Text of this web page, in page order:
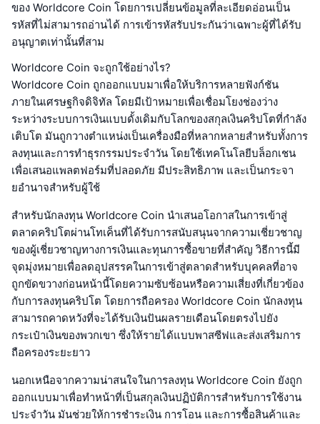
ของ Worldcore Coin โดยการเปลี่ยนข้อมูลที่ละเอียดอ่อนเป็น
รหัสที่ไม่สามารถอ่านได้ การเข้ารหัสรับประกันว่าเฉพาะผู้ที่ได้รับ
อนุญาตเท่านั้นที่สาม
Worldcore Coin จะถูกใช้อย่างไร?
Worldcore Coin ถูกออกแบบมาเพื่อให้บริการหลายฟังก์ชัน
ภายในเศรษฐกิจดิจิทัล โดยมีเป้าหมายเพื่อเชื่อมโยงช่องว่าง
ระหว่างระบบการเงินแบบดั้งเดิมกับโลกของสกุลเงินคริปโตที่กำลัง
เติบโต มันถูกวางตำแหน่งเป็นเครื่องมือที่หลากหลายสำหรับทั้งการ
ลงทุนและการทำธุรกรรมประจำวัน โดยใช้เทคโนโลยีบล็อกเชน
เพื่อเสนอแพลตฟอร์มที่ปลอดภัย มีประสิทธิภาพ และเป็นกระจา
ยอำนาจสำหรับผู้ใช้
สำหรับนักลงทุน Worldcore Coin นำเสนอโอกาสในการเข้าสู่
ตลาดคริปโตผ่านโทเค็นที่ได้รับการสนับสนุนจากความเชี่ยวชาญ
ของผู้เชี่ยวชาญทางการเงินและทุนการซื้อขายที่สำคัญ วิธีการนี้มี
จุดมุ่งหมายเพื่อลดอุปสรรคในการเข้าสู่ตลาดสำหรับบุคคลที่อาจ
ถูกขัดขวางก่อนหน้านี้โดยความซับซ้อนหรือความเสี่ยงที่เกี่ยวข้อง
กับการลงทุนคริปโต โดยการถือครอง Worldcore Coin นักลงทุน
สามารถคาดหวังที่จะได้รับเงินปันผลรายเดือนโดยตรงไปยัง
กระเป๋าเงินของพวกเขา ซึ่งให้รายได้แบบพาสซีฟและส่งเสริมการ
ถือครองระยะยาว
นอกเหนือจากความน่าสนใจในการลงทุน Worldcore Coin ยังถูก
ออกแบบมาเพื่อทำหน้าที่เป็นสกุลเงินปฏิบัติการสำหรับการใช้งาน
ประจำวัน มันช่วยให้การชำระเงิน การโอน และการซื้อสินค้าและ